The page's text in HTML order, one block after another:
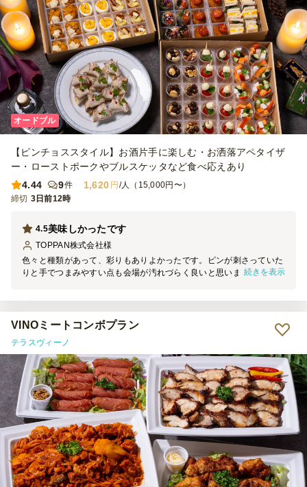
オードブル
【ピンチョススタイル】お酒片手に楽しむ・お洒落アペタイザ
ー・ローストポークやブルスケッタなど食べ応えあり
4.44
9件 1,620 円/人（15,000円〜）
締切 3日前12時
美味しかったです
4.5
TOPPAN株式会社様
色々と種類があって、彩りもありよかったです。ピンが刺さっていた
りと手でつまみやすい点も会場が汚れづらく良いと思いました。 野
続きを表示
VINOミートコンボプラン
テラスヴィーノ